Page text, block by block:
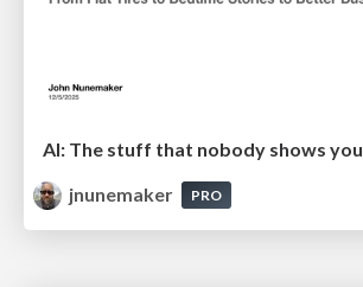
AI: The stuff that nobody shows you
jnunemaker
PRO